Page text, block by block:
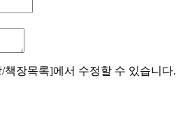
책장목록]에서 수정할 수 있습니다.